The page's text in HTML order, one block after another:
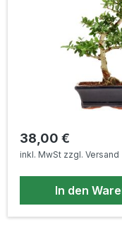
Regulärer Preis:
38,00 €
inkl. MwSt zzgl. Versand
In den